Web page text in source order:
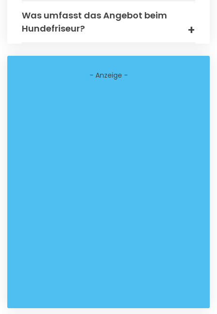
Was umfasst das Angebot beim
Hundefriseur?
- Anzeige -